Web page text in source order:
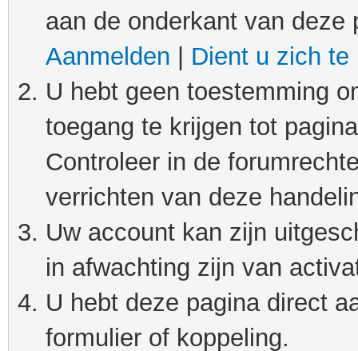
aan de onderkant van
Aanmelden
Dient u zich te
U hebt geen toestemming
toegang te krijgen tot
Controleer in de
verrichten van deze
Uw account kan zijn
in afwachting zijn van
U hebt deze pagina direct
formulier of koppeling.